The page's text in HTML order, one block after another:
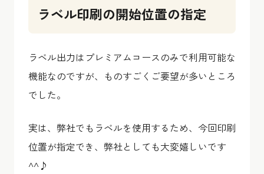
ラベル印刷の開始位置の指定
ラベル出力はプレミアムコースのみで利用可能な
機能なのですが、ものすごくご要望が多いところ
でした。
実は、弊社でもラベルを使用するため、今回印刷
位置が指定でき、弊社としても大変嬉しいです
^^♪